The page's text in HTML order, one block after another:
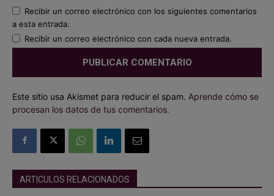
Recibir un correo electrónico con los siguientes comentarios
a esta entrada.
Recibir un correo electrónico con cada nueva entrada.
Este sitio usa Akismet para reducir el spam. Aprende cómo se
procesan los datos de tus comentarios.
ARTICULOS RELACIONADOS